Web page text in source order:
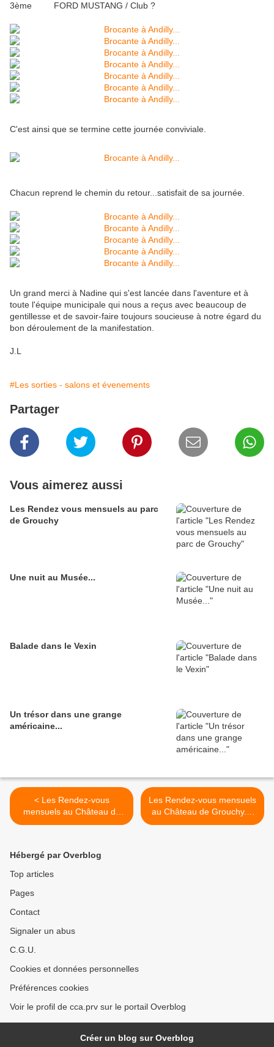
3ème FORD MUSTANG / Club ?
C'est ainsi que se termine cette journée conviviale.
Chacun reprend le chemin du retour...satisfait de sa journée.
Un grand merci à Nadine qui s'est lancée dans l'aventure et à
toute l'équipe municipale qui nous a reçus avec beaucoup de
gentillesse et de savoir-faire toujours soucieuse à notre égard du
bon déroulement de la manifestation.
J.L
#Les sorties - salons et évenements
Partager
Vous aimerez aussi
Les Rendez vous mensuels au parc
de Grouchy
Une nuit au Musée...
Balade dans le Vexin
Un trésor dans une grange
américaine...
< Les Rendez-vous
mensuels au Château de
Grouchy....
Les Rendez-vous mensuels
au Château de Grouchy....
>
Hébergé par Overblog
Top articles
Pages
Contact
Signaler un abus
C.G.U.
Cookies et données personnelles
Préférences cookies
Voir le profil de cca.prv sur le portail Overblog
Créer un blog sur Overblog